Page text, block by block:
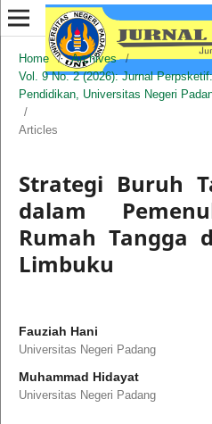
Home / Archives
/
Vol. 9 No. 2 (2026): Jurnal
Pendidikan, Universitas Negeri
/
Articles
Strategi Buruh
dalam
Rumah Tangga
Limbuku
Fauziah Hani
Universitas Negeri Padang
Muhammad Hidayat
Universitas Negeri Padang